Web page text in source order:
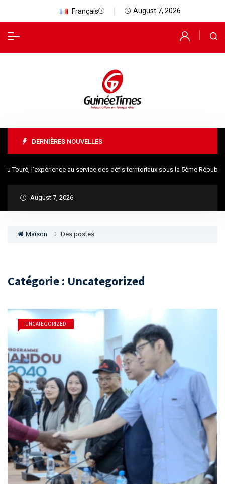
Français August 7, 2026
DERNIÈRES NOUVELLES
l’expérience au service des défis territoriaux sous la 5ème République
August 7, 2026
Maison Des postes
Catégorie : Uncategorized
UNCATEGORIZED